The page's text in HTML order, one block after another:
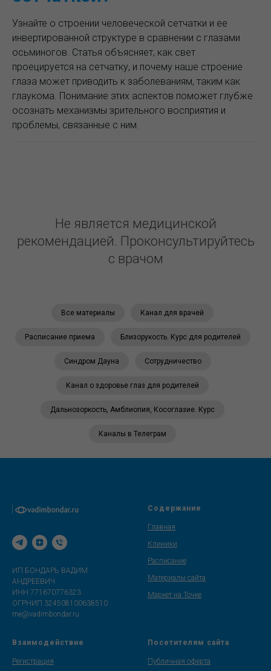
Узнайте о строении человеческой сетчатки и ее
инвертированной структуре в сравнении с глазами
осьминогов. Статья объясняет, как свет
проецируется на сетчатку, и почему наше строение
глаза может приводить к заболеваниям, таким как
глаукома. Понимание этих аспектов поможет глубже
осознать механизмы зрительного восприятия и
проблемы, связанные с ним.
Не является медицинской
рекомендацией. Проконсультируйтесь
с врачом
Все материалы Канал для врачей
Расписание приема Близорукость. Курс для родителей
Синдром Дауна Сотрудничество
Канал о здоровье глаз для родителей
Дальнозоркость, Амблиопия, Косоглазие. Курс
Каналы в Телеграм
ИП БОНДАРЬ ВАДИМ
АНДРЕЕВИЧ
ИНН 771670776323
ОГРНИП 324508100638510
me@vadimbondar.ru
Содержание
Главная
Клиники
Расписание
Материалы сайта
Маркет на Точке
Взаимодействие
Регистрация
Посетителям сайта
Публичная оферта